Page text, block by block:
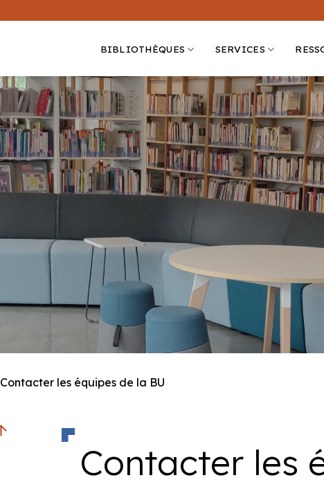
BIBLIOTHÈQUES SERVICES
Contacter les équipes de la BU
Contacter les